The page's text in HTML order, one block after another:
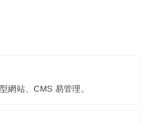
網站、CMS 易管理。